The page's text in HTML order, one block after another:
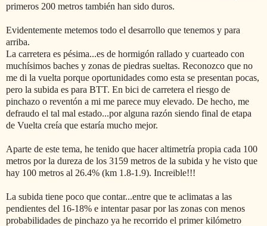
primeros 200 metros también han sido duros.
Evidentemente metemos todo el desarrollo que tenemos y para
arriba.
La carretera es pésima...es de hormigón rallado y cuarteado con
muchísimos baches y zonas de piedras sueltas. Reconozco que no
me di la vuelta porque oportunidades como esta se presentan pocas,
pero la subida es para BTT. En bici de carretera el riesgo de
pinchazo o reventón a mi me parece muy elevado. De hecho, me
defraudo el tal mal estado...por alguna razón siendo final de etapa
de Vuelta creía que estaría mucho mejor.
Aparte de este tema, he tenido que hacer altimetría propia cada 100
metros por la dureza de los 3159 metros de la subida y he visto que
hay 100 metros al 26.4% (km 1.8-1.9). Increible!!!
La subida tiene poco que contar...entre que te aclimatas a las
pendientes del 16-18% e intentar pasar por las zonas con menos
probabilidades de pinchazo ya he recorrido el primer kilómetro